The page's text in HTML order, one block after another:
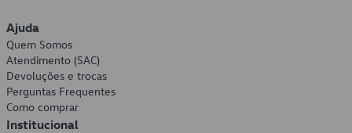
Ajuda
Quem Somos
Atendimento (SAC)
Devoluções e trocas
Perguntas Frequentes
Como comprar
Institucional